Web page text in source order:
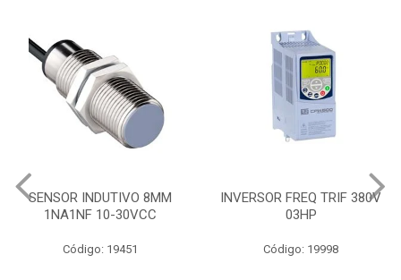
SENSOR INDUTIVO 8MM
1NA1NF 10-30VCC
Código: 19451
INVERSOR FREQ TRIF 380V
03HP
Código: 19998